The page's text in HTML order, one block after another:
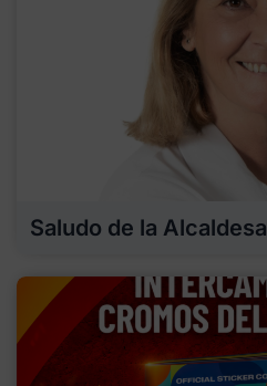
Saludo de la Alcaldesa